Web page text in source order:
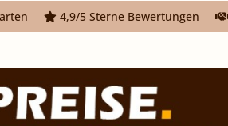
4,9/5 Sterne Bewertungen